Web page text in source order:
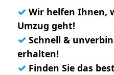
✓ Wir helfen Ihnen,
Umzug geht!
✓ Schnell &
erhalten!
✓ Finden Sie das